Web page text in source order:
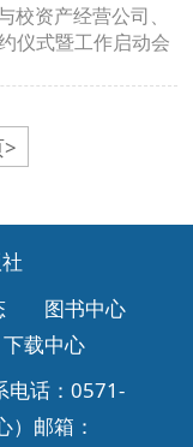
资产经营公司、
仪式暨工作启动会
图书中心
下载中心
电话：0571-
邮箱：